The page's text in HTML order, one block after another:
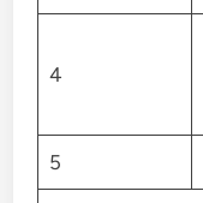
4
5